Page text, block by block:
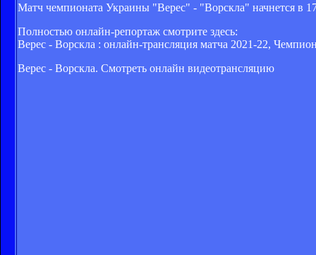
Матч чемпионата Украины "Верес" - "Ворскла" начнется в
Полностью онлайн-репортаж смотрите здесь:
Верес - Ворскла : онлайн-трансляция матча 2021-22,
Верес - Ворскла. Смотреть онлайн видеотрансляцию